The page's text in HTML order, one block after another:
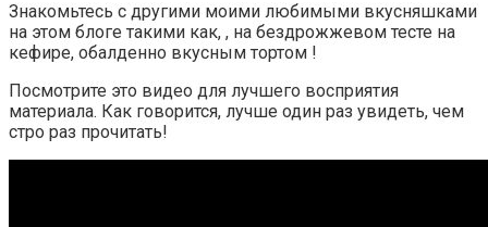
Знакомьтесь с другими моими любимыми вкусняшками
на этом блоге такими как, , на бездрожжевом тесте на
кефире, обалденно вкусным тортом !
Посмотрите это видео для лучшего восприятия
материала. Как говорится, лучше один раз увидеть, чем
стро раз прочитать!